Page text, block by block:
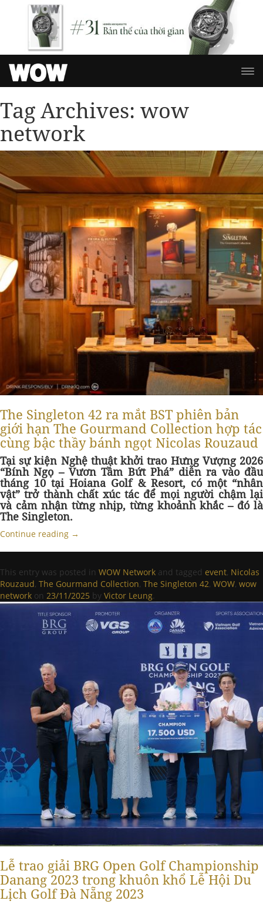
Tag Archives: wow
network
The Singleton 42 ra mắt BST phiên bản
giới hạn The Gourmand Collection hợp tác
cùng bậc thầy bánh ngọt Nicolas Rouzaud
Tại sự kiện Nghệ thuật khởi trao Hưng Vượng 2026
“Bính Ngọ – Vươn Tầm Bứt Phá” diễn ra vào đầu
tháng 10 tại Hoiana Golf & Resort, có một “nhân
vật” trở thành chất xúc tác để mọi người chậm lại
và cảm nhận từng nhịp, từng khoảnh khắc – đó là
The Singleton.
Continue reading →
This entry was posted in WOW Network and tagged event, Nicolas
Rouzaud, The Gourmand Collection, The Singleton 42, WOW, wow
network on 23/11/2025 by Victor Leung.
Lễ trao giải BRG Open Golf Championship
Danang 2023 trong khuôn khổ Lễ Hội Du
Lịch Golf Đà Nẵng 2023